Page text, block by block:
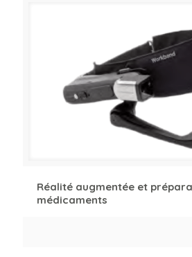
Réalité augmentée et
médicaments